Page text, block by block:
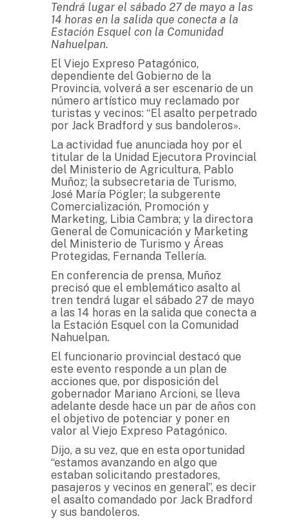
Tendrá lugar el sábado 27 de mayo a las
14 horas en la salida que conecta a la
Estación Esquel con la Comunidad
Nahuelpan.
El Viejo Expreso Patagónico,
dependiente del Gobierno de la
Provincia, volverá a ser escenario de un
número artístico muy reclamado por
turistas y vecinos: “El asalto perpetrado
por Jack Bradford y sus bandoleros».
La actividad fue anunciada hoy por el
titular de la Unidad Ejecutora Provincial
del Ministerio de Agricultura, Pablo
Muñoz; la subsecretaria de Turismo,
José María Pögler; la subgerente
Comercialización, Promoción y
Marketing, Libia Cambra; y la directora
General de Comunicación y Marketing
del Ministerio de Turismo y Áreas
Protegidas, Fernanda Tellería.
En conferencia de prensa, Muñoz
precisó que el emblemático asalto al
tren tendrá lugar el sábado 27 de mayo
a las 14 horas en la salida que conecta a
la Estación Esquel con la Comunidad
Nahuelpan.
El funcionario provincial destacó que
este evento responde a un plan de
acciones que, por disposición del
gobernador Mariano Arcioni, se lleva
adelante desde hace un par de años con
el objetivo de potenciar y poner en
valor al Viejo Expreso Patagónico.
Dijo, a su vez, que en esta oportunidad
“estamos avanzando en algo que
estaban solicitando prestadores,
pasajeros y vecinos en general”, es decir
el asalto comandado por Jack Bradford
y sus bandoleros.